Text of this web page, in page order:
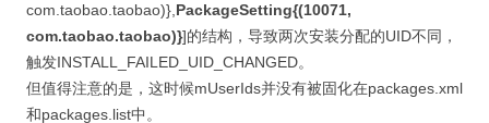
com.taobao.taobao)}, PackageSetting{(10071,
com.taobao.taobao)}]的结构，导致两次安装分配的UID不同，
触发INSTALL_FAILED_UID_CHANGED。
但值得注意的是，这时候mUserIds并没有被固化在packages.xml
和packages.list中。